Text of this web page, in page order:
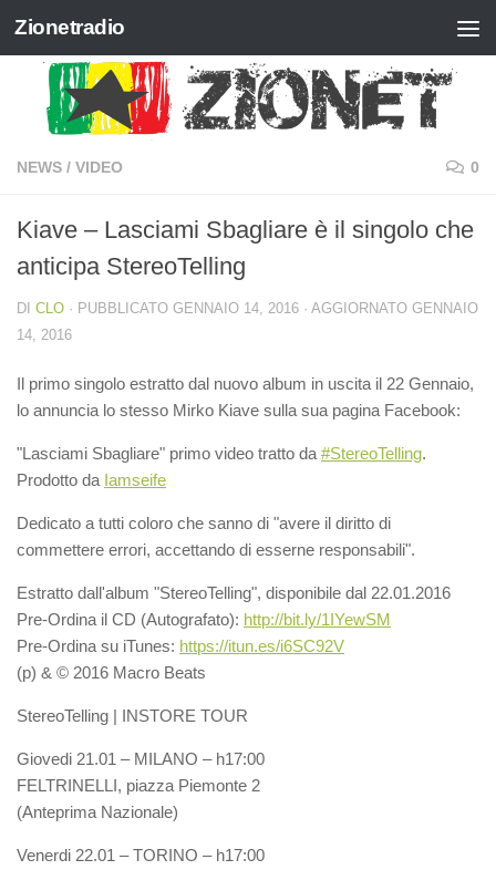
Salta al contenuto
Zionetradio
NEWS / VIDEO 0
Kiave – Lasciami Sbagliare è il singolo che
anticipa StereoTelling
DI CLO · PUBBLICATO GENNAIO 14, 2016 · AGGIORNATO GENNAIO
14, 2016
Il primo singolo estratto dal nuovo album in uscita il 22 Gennaio,
lo annuncia lo stesso Mirko Kiave sulla sua pagina Facebook:
"Lasciami Sbagliare" primo video tratto da ‪#‎StereoTelling‬.
Prodotto da Iamseife
Dedicato a tutti coloro che sanno di "avere il diritto di
commettere errori, accettando di esserne responsabili".
Estratto dall'album "StereoTelling", disponibile dal 22.01.2016
Pre-Ordina il CD (Autografato): http://bit.ly/1IYewSM
Pre-Ordina su iTunes: https://itun.es/i6SC92V
(p) & © 2016 Macro Beats
StereoTelling | INSTORE TOUR
Giovedi 21.01 – MILANO – h17:00
FELTRINELLI, piazza Piemonte 2
(Anteprima Nazionale)
Venerdi 22.01 – TORINO – h17:00